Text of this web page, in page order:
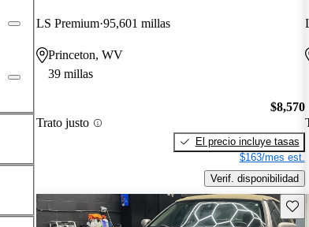
LS Premium 95,601 millas
Princeton, WV
39 millas
Trato justo
$8,570
El precio incluye tasas
$163/mes est.
Verif. disponibilidad